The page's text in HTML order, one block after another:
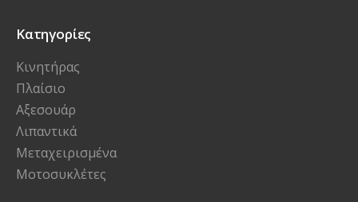
Κατηγορίες
Κινητήρας
Πλαίσιο
Αξεσουάρ
Λιπαντικά
Μεταχειρισμένα
Μοτοσυκλέτες